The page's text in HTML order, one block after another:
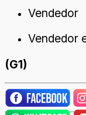
Vendedor
Vendedor
(G1)